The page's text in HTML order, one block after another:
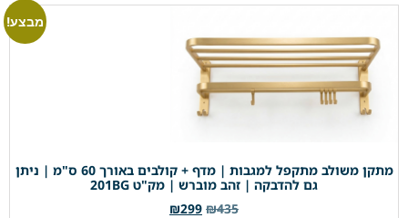
מבצע!
מתקן משולב מתקפל למגבות | מדף + קולבים באורך 60 ס"מ | ניתן
גם להדבקה | זהב מוברש | מק"ט 201BG
₪435
₪299